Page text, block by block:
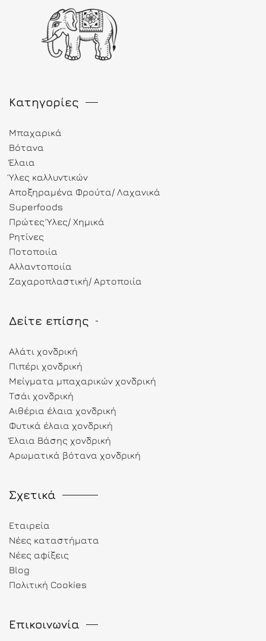
Κατηγορίες
Μπαχαρικά
Βότανα
Έλαια
Ύλες καλλυντικών
Αποξηραμένα Φρούτα/ Λαχανικά
Superfoods
Πρώτες Ύλες/ Χημικά
Ρητίνες
Ποτοποιία
Αλλαντοποιία
Ζαχαροπλαστική/ Αρτοποιία
Δείτε επίσης
Αλάτι χονδρική
Πιπέρι χονδρική
Μείγματα μπαχαρικών χονδρική
Τσάι χονδρική
Αιθέρια έλαια χονδρική
Φυτικά έλαια χονδρική
Έλαια Βάσης χονδρική
Αρωματικά βότανα χονδρική
Σχετικά
Εταιρεία
Νέες καταστήματα
Νέες αφίξεις
Blog
Πολιτική Cookies
Επικοινωνία